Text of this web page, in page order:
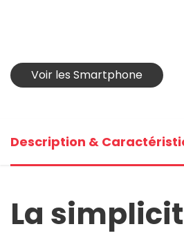
Voir les Smartphone
Description &
La